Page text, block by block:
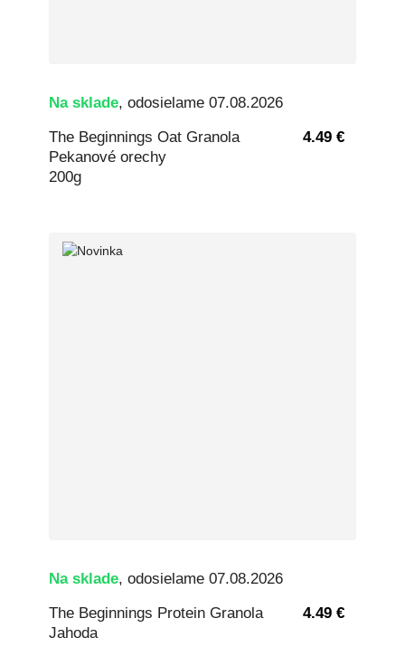
Na sklade, odosielame 07.08.2026
The Beginnings Oat Granola
Pekanové orechy
200g
4.49 €
Na sklade, odosielame 07.08.2026
The Beginnings Protein Granola
Jahoda
4.49 €